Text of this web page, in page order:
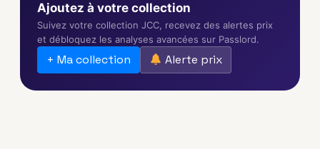
Ajoutez à votre collection
Suivez votre collection JCC, recevez des alertes prix
et débloquez les analyses avancées sur Passlord.
+ Ma collection Alerte prix